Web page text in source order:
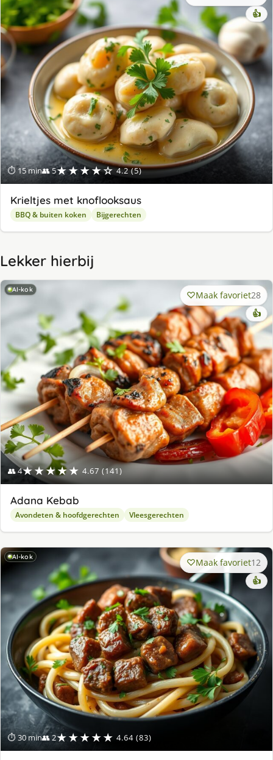
⏱ 15 min👥 5★★★★☆ 4.2 (5)
👍
Krieltjes met knoflooksaus
BBQ & buiten koken Bijgerechten
Lekker hierbij
AI-kok
👥 4★★★★★ 4.67 (141)
Maak favoriet28
👍
Adana Kebab
Avondeten & hoofdgerechten Vleesgerechten
AI-kok
⏱ 30 min👥 2★★★★★ 4.64 (83)
Maak favoriet12
👍